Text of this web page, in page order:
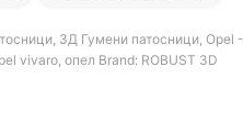
3Д Гумени патосници Opel
vivaro опел Brand: ROBUST 3D